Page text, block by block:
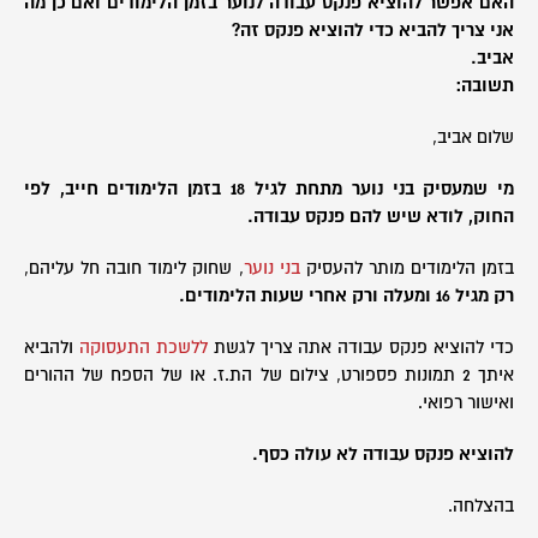
האם אפשר להוציא פנקס עבודה לנוער בזמן הלימודים ואם כן מה
אני צריך להביא כדי להוציא פנקס זה?
אביב.
תשובה:
שלום אביב,
מי שמעסיק בני נוער מתחת לגיל 18 בזמן הלימודים חייב, לפי
החוק, לודא שיש להם פנקס עבודה.
בזמן הלימודים מותר להעסיקבני נוער, שחוק לימוד חובה חל עליהם,
רק מגיל 16 ומעלה ורק אחרי שעות הלימודים.
כדי להוציא פנקס עבודה אתה צריך לגשתללשכת התעסוקה
ולהביא
איתך 2 תמונות פספורט, צילום של הת.ז. או של הספח של ההורים
ואישור רפואי.
להוציא פנקס עבודה לא עולה כסף.
בהצלחה.